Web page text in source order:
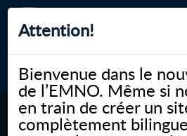
Attention!
Bienvenue dans le
de l’EMNO. Même si
en train de créer un
complètement
myNOSM